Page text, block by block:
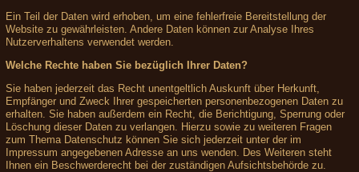
Ein Teil der Daten wird erhoben, um eine fehlerfreie Bereitstellung der
Website zu gewährleisten. Andere Daten können zur Analyse Ihres
Nutzerverhaltens verwendet werden.
Welche Rechte haben Sie bezüglich Ihrer Daten?
Sie haben jederzeit das Recht unentgeltlich Auskunft über Herkunft,
Empfänger und Zweck Ihrer gespeicherten personenbezogenen Daten zu
erhalten. Sie haben außerdem ein Recht, die Berichtigung, Sperrung oder
Löschung dieser Daten zu verlangen. Hierzu sowie zu weiteren Fragen
zum Thema Datenschutz können Sie sich jederzeit unter der im
Impressum angegebenen Adresse an uns wenden. Des Weiteren steht
Ihnen ein Beschwerderecht bei der zuständigen Aufsichtsbehörde zu.